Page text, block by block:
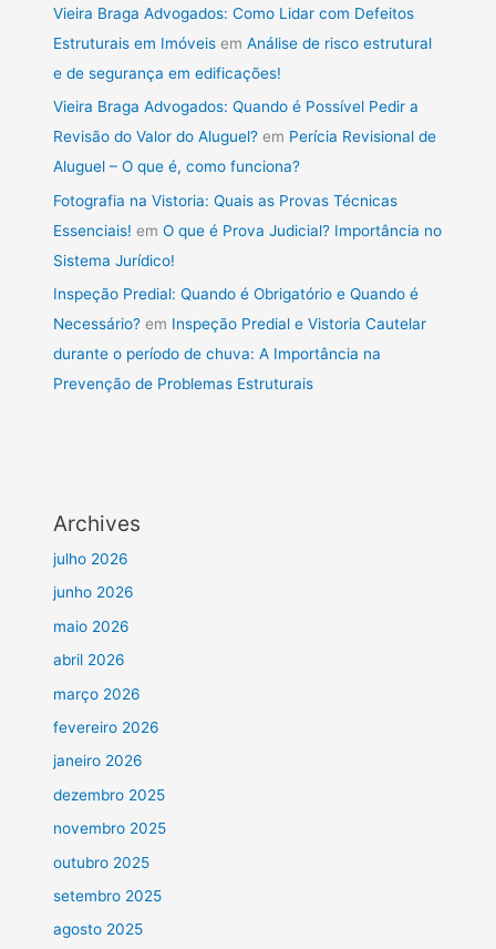
Vieira Braga Advogados: Como Lidar com Defeitos
Estruturais em Imóveis emAnálise de risco estrutural
e de segurança em edificações!
Vieira Braga Advogados: Quando é Possível Pedir a
Revisão do Valor do Aluguel? em Perícia Revisional de
Aluguel – O que é, como funciona?
Fotografia na Vistoria: Quais as Provas Técnicas
Essenciais! emO que é Prova Judicial? Importância no
Sistema Jurídico!
Inspeção Predial: Quando é Obrigatório e Quando é
Necessário? em Inspeção Predial e Vistoria Cautelar
durante o período de chuva: A Importância na
Prevenção de Problemas Estruturais
Archives
julho 2026
junho 2026
maio 2026
abril 2026
março 2026
fevereiro 2026
janeiro 2026
dezembro 2025
novembro 2025
outubro 2025
setembro 2025
agosto 2025